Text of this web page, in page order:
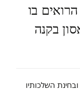
בו
בקנה
השלכותיו